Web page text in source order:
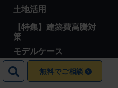
無料でご相談
土地活用
【特集】建築費高騰対
策
モデルケース
相談事例